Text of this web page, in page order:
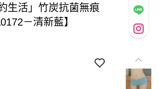
生活」竹炭抗菌無痕
－清新藍】